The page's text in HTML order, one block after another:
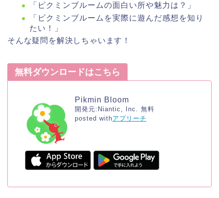
「 ピクミンブルームの面白い所や魅力は？」
「 ピクミンブルーム を実際に遊んだ感想を知り
たい！」
そんな疑問を解決しちゃいます！
無料ダウンロードはこちら
Pikmin Bloom
開発元: Niantic, Inc. 無料
posted withアプリーチ